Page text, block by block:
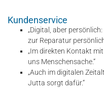
Kundenservice
„Digital, aber
zur Reparatur
„Im direkten Kontakt
uns Menschensache.“
„Auch im digitalen
Jutta sorgt dafür.“